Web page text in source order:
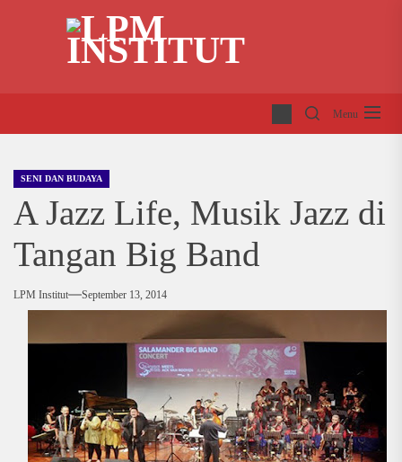
Menu
SENI DAN BUDAYA
A Jazz Life, Musik Jazz di
Tangan Big Band
LPM Institut September 13, 2014